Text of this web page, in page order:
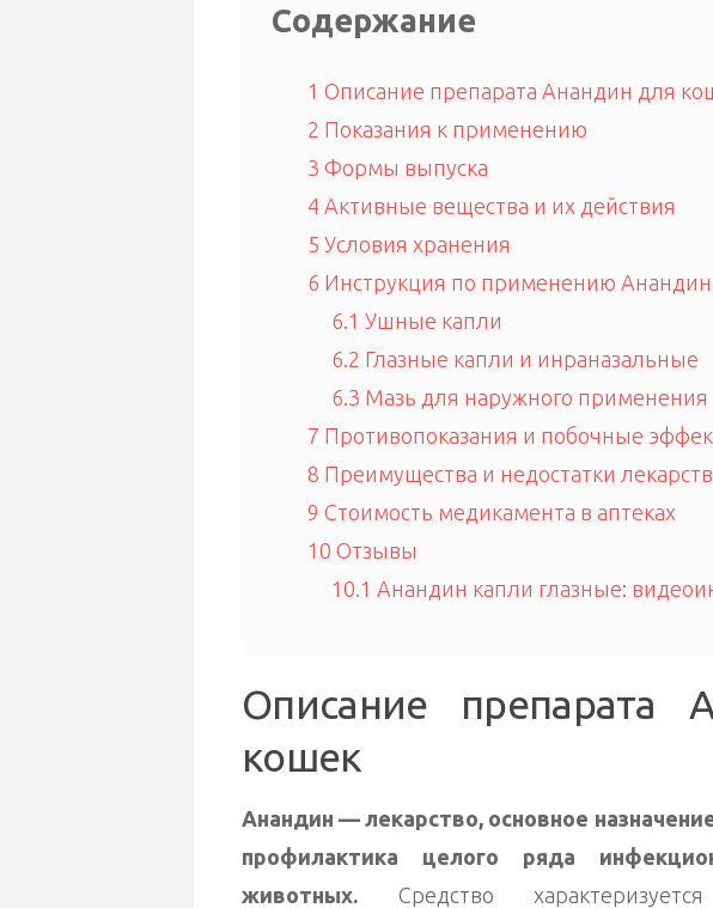
Содержание
1 Описание препарата Анандин для
2 Показания к применению
3 Формы выпуска
4 Активные вещества и их действия
5 Условия хранения
6 Инструкция по применению
6.1 Ушные капли
6.2 Глазные капли и инраназальные
6.3 Мазь для наружного применения
7 Противопоказания и побочные
8 Преимущества и недостатки
9 Стоимость медикамента в аптеках
10 Отзывы
10.1 Анандин капли глазные:
Описание препарата
кошек
Анандин — лекарство, основное
профилактика целого ряда
животных. Средство